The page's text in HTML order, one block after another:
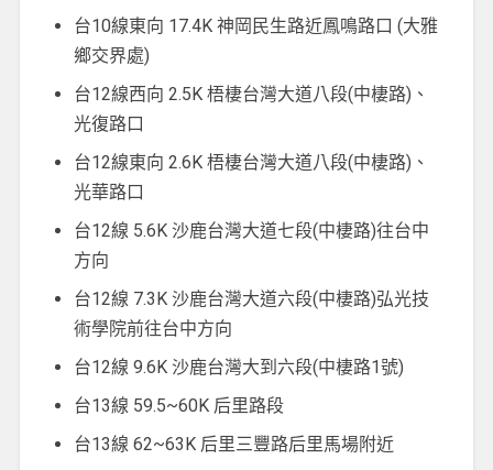
台10線東向 17.4K 神岡民生路近鳳鳴路口 (大雅
鄉交界處)
台12線西向 2.5K 梧棲台灣大道八段(中棲路)、
光復路口
台12線東向 2.6K 梧棲台灣大道八段(中棲路)、
光華路口
台12線 5.6K 沙鹿台灣大道七段(中棲路)往台中
方向
台12線 7.3K 沙鹿台灣大道六段(中棲路)弘光技
術學院前往台中方向
台12線 9.6K 沙鹿台灣大到六段(中棲路1號)
台13線 59.5~60K 后里路段
台13線 62~63K 后里三豐路后里馬場附近